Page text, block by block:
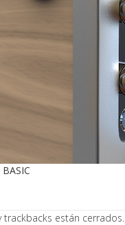
trackbacks están cerrados.